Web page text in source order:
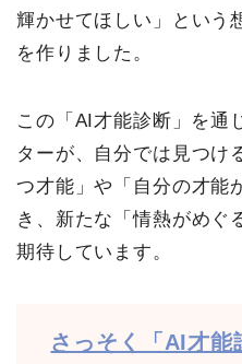
輝かせてほしい」という
を作りました。
この「AI才能診断」を通
ターが、自分では見つけ
つ才能」や「自分の才能
き、新たな「情熱がめぐ
期待しています。
さっそく「AI才能